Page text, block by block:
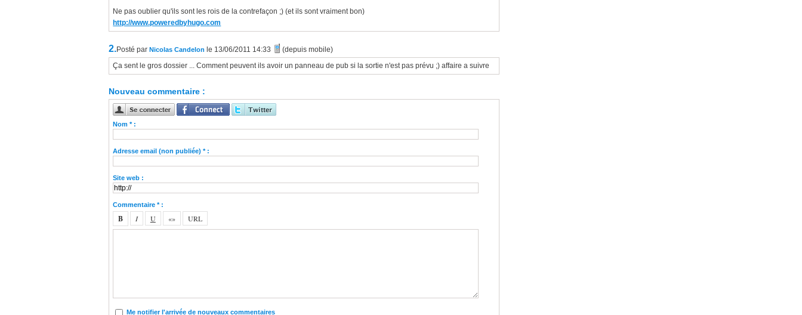
Ne pas oublier qu'ils sont les rois de la contrefaçon ;) (et ils sont vraiment bon)
http://www.poweredbyhugo.com
2.Posté par Nicolas Candelon le 13/06/2011 14:33
(depuis mobile)
Ça sent le gros dossier ... Comment peuvent ils avoir un panneau de pub si la sortie n'est pas prévu ;) affaire a suivre
Nouveau commentaire :
Nom * :
Adresse email (non publiée) * :
Site web :
Commentaire * :
Me notifier l'arrivée de nouveaux commentaires